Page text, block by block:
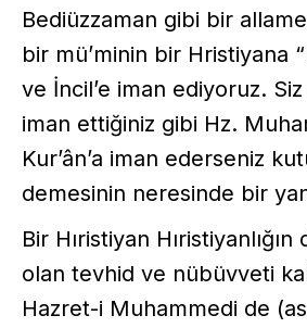
Bediüzzaman gibi bir
bir mü’minin bir Hristiyana
ve İncil’e iman ediyoruz. Siz
iman ettiğiniz gibi Hz.
Kur’ân’a iman ederseniz
demesinin neresinde bir
Bir Hıristiyan
olan tevhid ve nübüvveti
Hazret-i Muhammedi de